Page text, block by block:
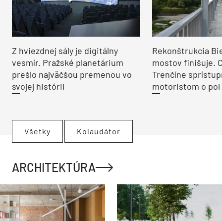
Z hviezdnej sály je digitálny
vesmír. Pražské planetárium
prešlo najväčšou premenou vo
svojej histórii
Rekonštrukcia
mostov finišuje.
Trenčíne
motoristom o pol
Všetky Kolaudátor
ARCHITEKTÚRA